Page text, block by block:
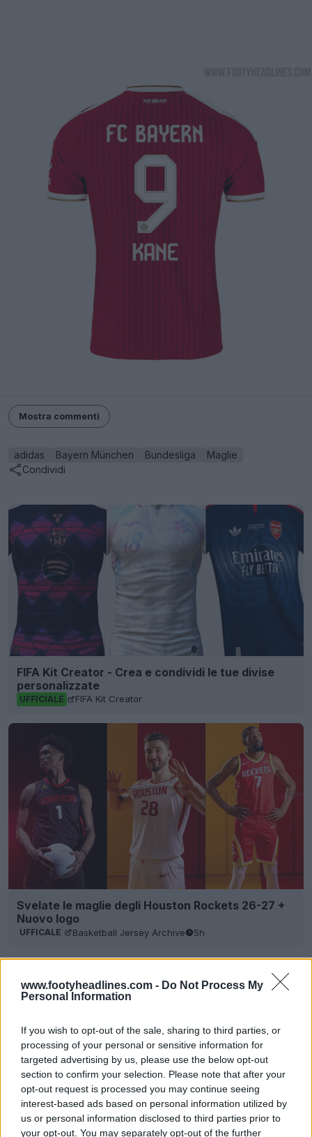
www.footyheadlines.com - Do Not Process My
Personal Information
If you wish to opt-out of the sale, sharing to third parties, or
processing of your personal or sensitive information for
targeted advertising by us, please use the below opt-out
section to confirm your selection. Please note that after your
opt-out request is processed you may continue seeing
interest-based ads based on personal information utilized by
us or personal information disclosed to third parties prior to
your opt-out. You may separately opt-out of the further
Mostra commenti
adidas Bayern München Bundesliga
Maglie
Condividi
FIFA Kit Creator - Crea e condividi le tue divise
personalizzate
UFFICIALE FIFA Kit Creator
Svelate le maglie degli Houston Rockets 26-27 +
Nuovo logo
UFFICALE Basketball Jersey Archive 5h